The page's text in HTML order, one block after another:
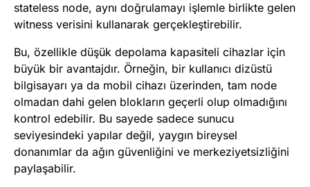
stateless node, aynı doğrulamayı işlemle birlikte gelen
witness verisini kullanarak gerçekleştirebilir.
Bu, özellikle düşük depolama kapasiteli cihazlar için
büyük bir avantajdır. Örneğin, bir kullanıcı dizüstü
bilgisayarı ya da mobil cihazı üzerinden, tam node
olmadan dahi gelen blokların geçerli olup olmadığını
kontrol edebilir. Bu sayede sadece sunucu
seviyesindeki yapılar değil, yaygın bireysel
donanımlar da ağın güvenliğini ve merkeziyetsizliğini
paylaşabilir.